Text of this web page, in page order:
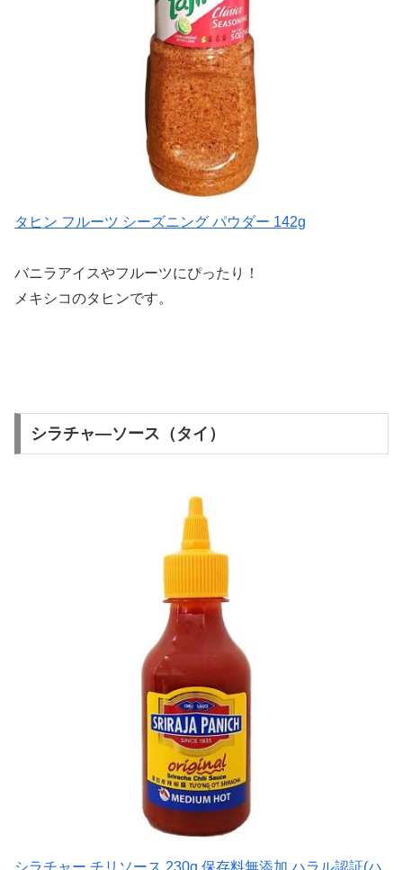
タヒン フルーツ シーズニング パウダー 142g
バニラアイスやフルーツにぴったり！
メキシコのタヒンです。
シラチャ―ソース（タイ）
シラチャー チリソース 230g 保存料無添加 ハラル認証(ハ